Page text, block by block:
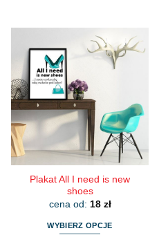
wiele
wariantów.
Opcje
można
wybrać
na
stronie
produktu
Plakat All I need is new
shoes
cena od: 18 zł
WYBIERZ OPCJE